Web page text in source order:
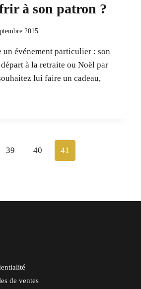
à son patron ?
2015
un événement particulier : son
à la retraite ou Noël par
lui faire un cadeau,
39 40 41
de ventes